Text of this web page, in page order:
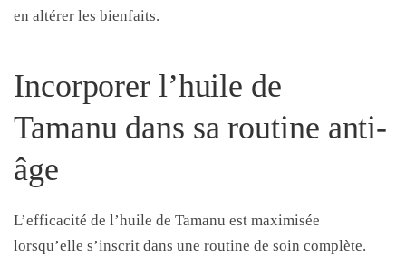
en altérer les bienfaits.
Incorporer l’huile de
Tamanu dans sa routine anti-
âge
L’efficacité de l’huile de Tamanu est maximisée
lorsqu’elle s’inscrit dans une routine de soin complète.